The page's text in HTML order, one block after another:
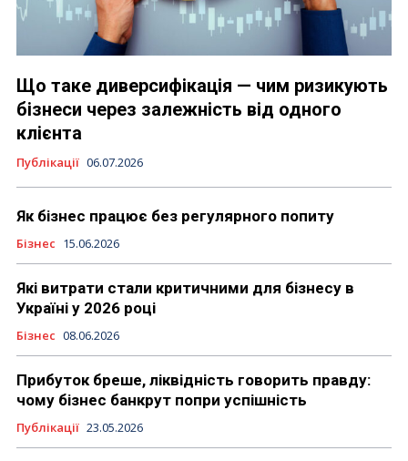
Що таке диверсифікація — чим ризикують
бізнеси через залежність від одного
клієнта
Публікації 06.07.2026
Як бізнес працює без регулярного попиту
Бізнес 15.06.2026
Які витрати стали критичними для бізнесу в
Україні у 2026 році
Бізнес 08.06.2026
Прибуток бреше, ліквідність говорить правду:
чому бізнес банкрут попри успішність
Публікації 23.05.2026